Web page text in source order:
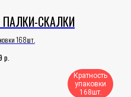
ПАЛКИ-СКАЛКИ
168шт.
р.
Кратность
упаковки
168шт.​